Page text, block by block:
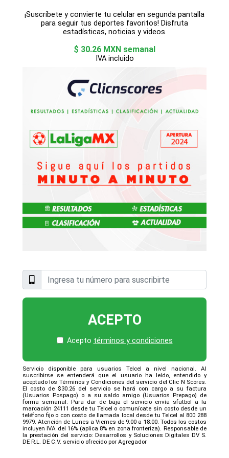
¡Suscríbete y convierte tu celular en segunda pantalla
para seguir tus deportes favoritos! Disfruta
estadísticas, noticias y videos.
$ 30.26 MXN semanal
IVA incluido
ACEPTO
Acepto términos y condiciones
Servicio disponible para usuarios Telcel a nivel nacional. Al
suscribirse se entenderá que el usuario ha leído, entendido y
aceptado los Términos y Condiciones del servicio del Clic N Scores.
El costo de $30.26 del servicio se hará con cargo a su factura
(Usuarios Pospago) o a su saldo amigo (Usuarios Prepago) de
forma semanal. Para dar de baja el servicio envía sfutbol a la
marcación 24111 desde tu Telcel o comunícate sin costo desde un
teléfono fijo o con costo de llamada local desde tu Telcel al 800 288
9979. Atención de Lunes a Viernes de 9:00 a 18:00. Todos los costos
incluyen IVA del 16% (aplica 8% en zona fronteriza). Responsable de
la prestación del servicio: Desarrollos y Soluciones Digitales DV S.
DE R.L. DE C.V. servicio ofrecido por Agregador